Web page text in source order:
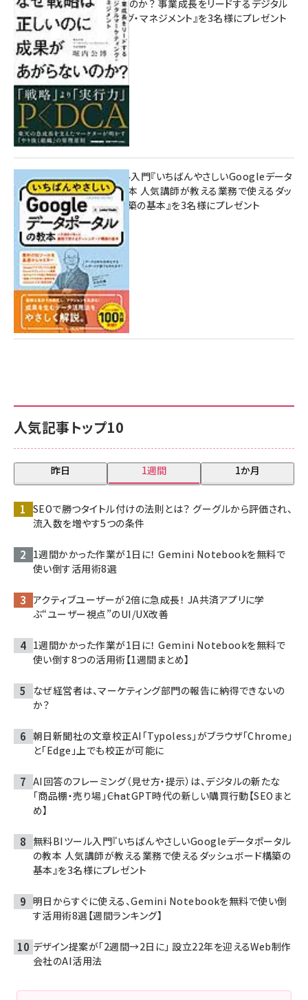
人気記事トップ10
昨日 1週間 1か月
SEOで勝つタイトル付けの法則とは？ グーグルから評価され、
流入数を増やす5つの条件
1週間かかった作業が1日に！ Gemini Notebookを無料で
使い倒す活用術8選
アクティブユーザーが2倍に急成長！ JA共済アプリに学
ぶ“ユーザー視点”のUI/UX改善
1週間かかった作業が1日に！ Gemini Notebookを無料で
使い倒す8つの活用術【1週間まとめ】
なぜ経営者は、マーケティング部門の報告に納得できないの
か？
朝日新聞社の文章校正AI「Typoless」がブラウザ「Chrome」
と「Edge」上でも校正が可能に
AI回答のフレーミング（見せ方・提示）は、デジタルの新たな
「商品棚・売り場」――ChatGPT時代の新しい購買行動【SEOまと
め】
無料BIツール入門『いちばんやさしいGoogleデータポータル
の教本 人気講師が教える業務で使えるダッシュボード構築の
基本』を3名様にプレゼント
明日からすぐに使える、Gemini Notebookを無料で使い倒
す活用術8選【週間ランキング】
デザイン提案が「2週間→2日に」 設立22年を迎えるWeb制作
会社のAI活用法
があがらないのか？ 事業成長をリードするデジタル
マーケティング・マネジメント』を3名様にプレゼント
8月7日 10:00
無料BIツール入門『いちばんやさしいGoogleデータ
ポータルの教本 人気講師が教える業務で使えるダッ
シュボード構築の基本』を3名様にプレゼント
7月31日 10:00